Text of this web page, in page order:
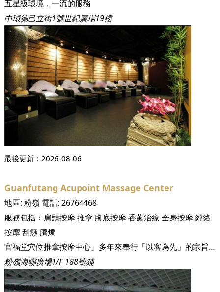
五星級環境，一流的服務
中環德己立街1號世紀廣場19樓
最後更新： 2026-08-06
Guanfutang Acupoint Massage Center
地區: 粉嶺 電話: 26764468
服務包括： 肩頸按摩推拿 腳底按摩香薰治療 全身按摩經絡
按摩刮痧 臍燭
官福堂穴位推拿按摩中心」多年來奉行「以客為先」的宗旨,盡心盡力地為各位顧客服務,使服務質素得以不斷提升。 「官福堂穴位推拿按摩中心」的服務對於舒解一些陳年老症、勞損導致的各種痛症等均有明顯的效果,素有口碑! 往後的日子,「官福堂穴位推拿按摩中心」會繼續努力不懈為各位顧客服務!
粉嶺海聯廣場1/F 188號鋪